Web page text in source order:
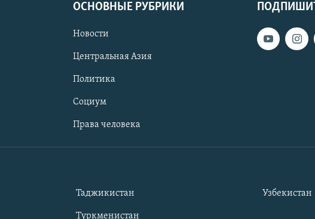
ОСНОВНЫЕ РУБРИКИ
Новости
Центральная Азия
Политика
Социум
Права человека
Таджикистан
Туркменистан
Узбекистан